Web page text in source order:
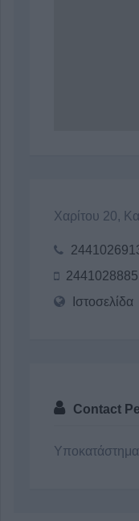
Χαρίτου 20,
2441028885
Ιστοσελίδα
Contact